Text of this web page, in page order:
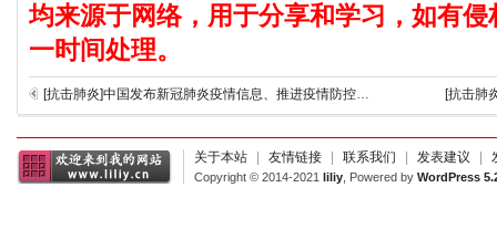
均来源于网络，用于分享和学习，如有
一时间处理。
[抗击肺炎]中国发布新冠肺炎疫情信息、推进疫情防控国际合作纪事 [抗击肺
关于本站 友情链接 联系我们 发表建议
Copyright © 2014-2021 liliy , Powered by WordPress